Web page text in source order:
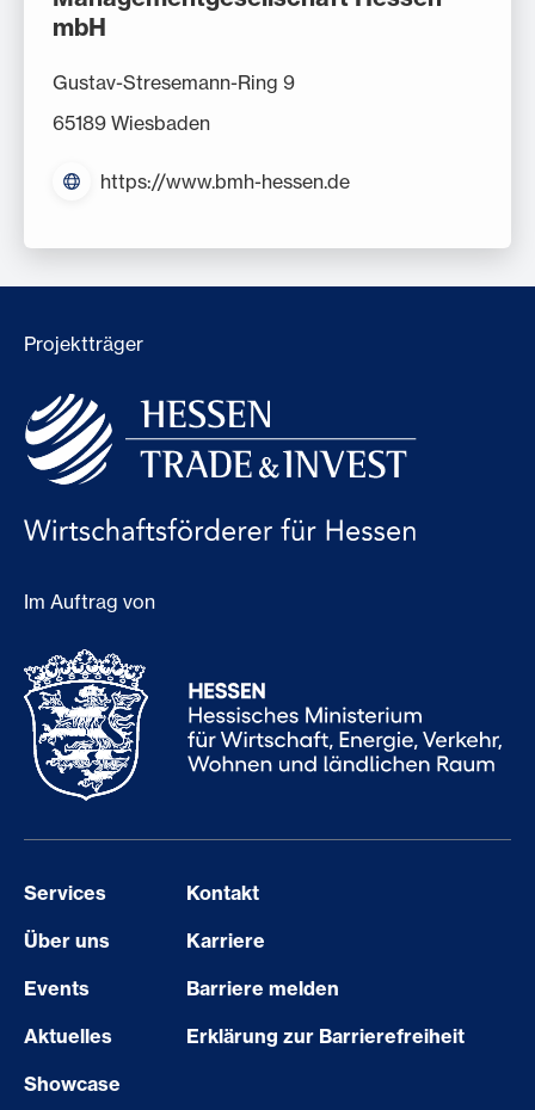
mbH
Gustav-Stresemann-Ring 9
65189 Wiesbaden
https://www.bmh-hessen.de
Projektträger
Im Auftrag von
Services
Kontakt
Über uns
Karriere
Events
Barriere melden
Aktuelles
Erklärung zur Barrierefreiheit
Showcase